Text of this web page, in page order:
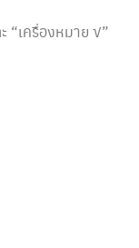
“เครื่องหมาย √”